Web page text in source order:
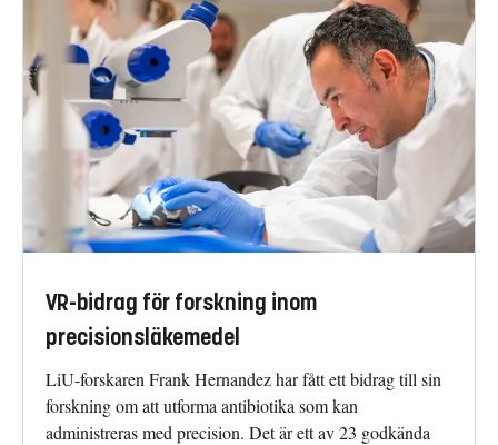
VR-bidrag för forskning inom
precisionsläkemedel
LiU-forskaren Frank Hernandez har fått ett bidrag till sin
forskning om att utforma antibiotika som kan
administreras med precision. Det är ett av 23 godkända